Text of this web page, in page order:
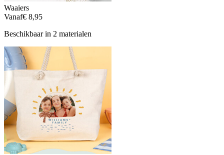
Waaiers
Vanaf€ 8,95
Beschikbaar in 2 materialen